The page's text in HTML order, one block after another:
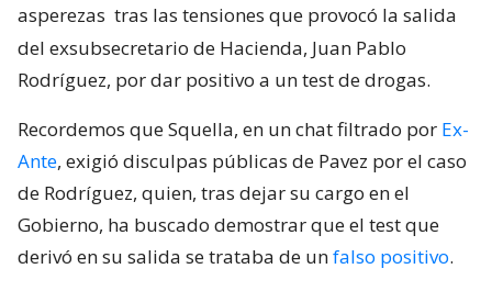
asperezas tras las tensiones que provocó la salida
del exsubsecretario de Hacienda, Juan Pablo
Rodríguez, por dar positivo a un test de drogas.
Recordemos que Squella, en un chat filtrado por Ex-
Ante, exigió disculpas públicas de Pavez por el caso
de Rodríguez, quien, tras dejar su cargo en el
Gobierno, ha buscado demostrar que el test que
derivó en su salida se trataba de unfalso positivo.